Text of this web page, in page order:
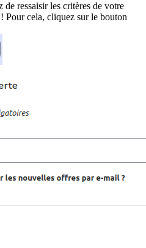
de ressaisir les critères de votre
Pour cela, cliquez sur le bouton